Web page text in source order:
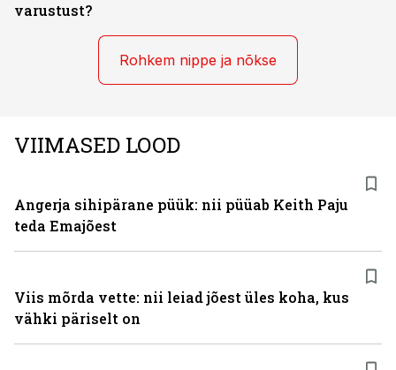
varustust?
Rohkem nippe ja nõkse
VIIMASED LOOD
Angerja sihipärane püük: nii püüab Keith Paju
teda Emajõest
Viis mõrda vette: nii leiad jõest üles koha, kus
vähki päriselt on